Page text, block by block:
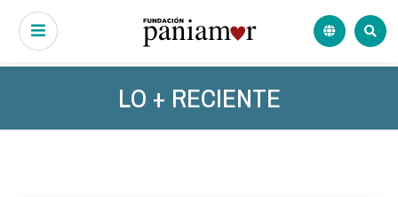
LO + RECIENTE